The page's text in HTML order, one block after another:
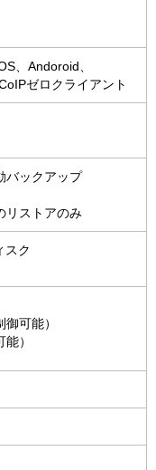
、Andoroid、
ゼロクライアント
バックアップ
リストアのみ
ク
可能）
）